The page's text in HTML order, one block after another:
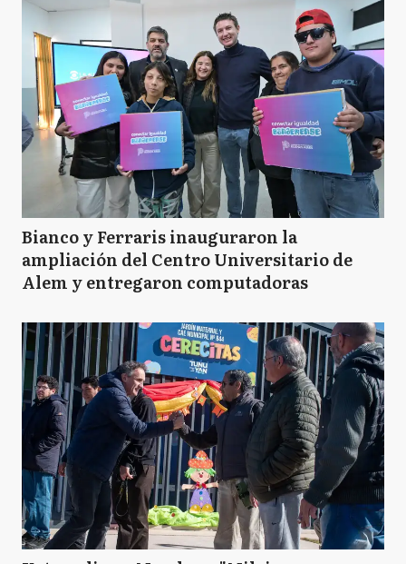
Bianco y Ferraris inauguraron la
ampliación del Centro Universitario de
Alem y entregaron computadoras